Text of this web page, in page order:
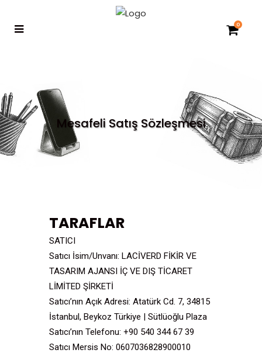
0
Mesafeli Satış Sözleşmesi
TARAFLAR
SATICI
Satıcı İsim/Unvanı: LACİVERD FİKİR VE
TASARIM AJANSI İÇ VE DIŞ TİCARET
LİMİTED ŞİRKETİ
Satıcı’nın Açık Adresi: Atatürk Cd. 7, 34815
İstanbul, Beykoz Türkiye | Sütlüoğlu Plaza
Satıcı’nın Telefonu: +90 540 344 67 39
Satıcı Mersis No: 0607036828900010